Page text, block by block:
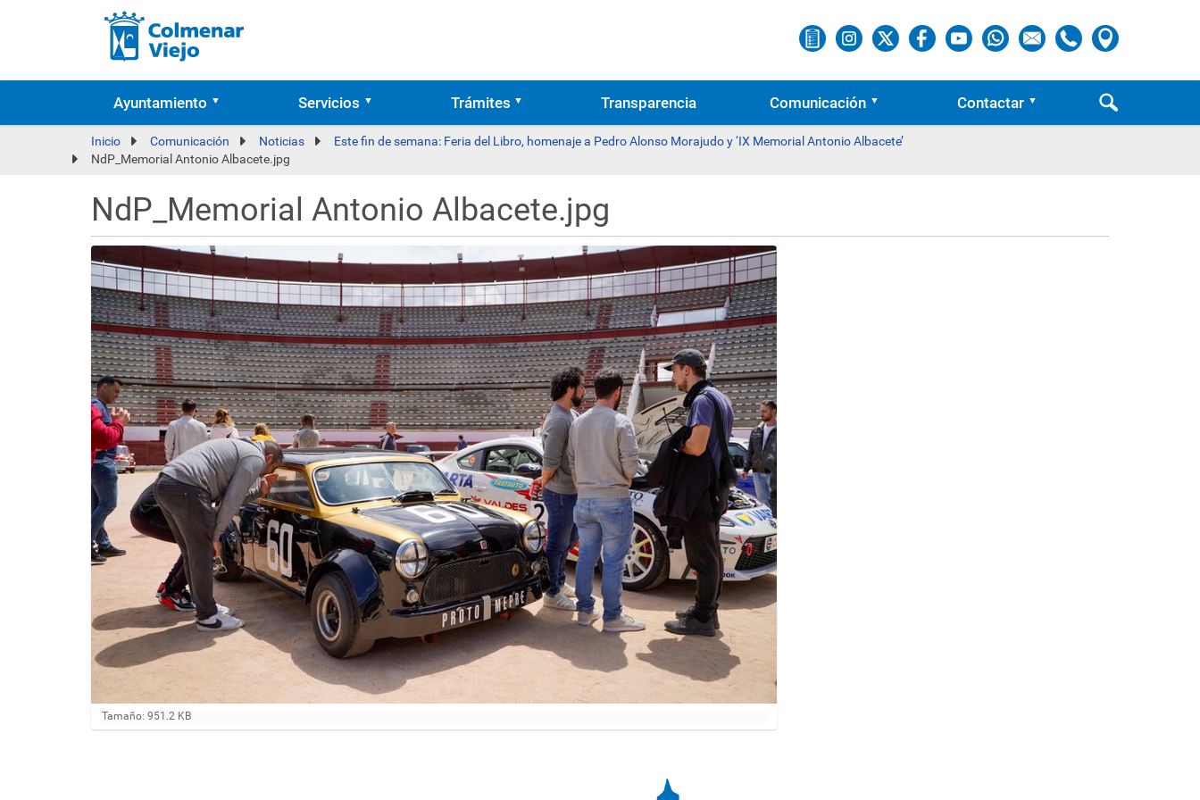
Ayuntamiento Servicios Trámites Transparencia Comunicación Contactar
Inicio Comunicación Noticias
Este fin de semana: Feria del Libro, homenaje a Pedro Alonso Morajudo y ‘IX Memorial Antonio Albacete’
NdP_Memorial Antonio Albacete.jpg
NdP_Memorial Antonio Albacete.jpg
H
a
Tamaño: 951.2 KB